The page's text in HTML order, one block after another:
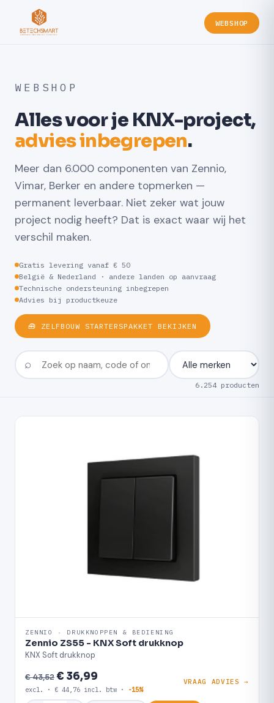
WEBSHOP
WEBSHOP
Alles voor je KNX-project,
advies inbegrepen.
Meer dan 6.000 componenten van Zennio,
Vimar, Berker en andere topmerken —
permanent leverbaar. Niet zeker wat jouw
project nodig heeft? Dat is exact waar wij het
verschil maken.
Gratis levering vanaf € 50
België & Nederland · andere landen op aanvraag
Technische ondersteuning inbegrepen
Advies bij productkeuze
🧰 ZELFBOUW STARTERSPAKKET BEKIJKEN
6.254 producten
ZENNIO · DRUKKNOPPEN & BEDIENING
Zennio ZS55 - KNX Soft drukknop
KNX Soft drukknop
€ 43,52€ 36,99
excl. · € 44,76 incl. btw · -15%
VRAAG ADVIES →